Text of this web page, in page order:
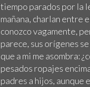
tiempo parados por la
mañana, charlan entre
conozco vagamente,
parece, sus orígenes
que a mi me asombra:
pesados ropajes
padres a hijos, aunque